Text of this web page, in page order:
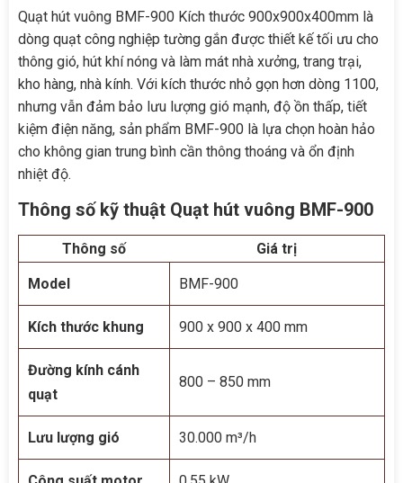
Quạt hút vuông BMF-900 Kích thước 900x900x400mm là
dòng quạt công nghiệp tường gắn được thiết kế tối ưu cho
thông gió, hút khí nóng và làm mát nhà xưởng, trang trại,
kho hàng, nhà kính. Với kích thước nhỏ gọn hơn dòng 1100,
nhưng vẫn đảm bảo lưu lượng gió mạnh, độ ồn thấp, tiết
kiệm điện năng, sản phẩm BMF-900 là lựa chọn hoàn hảo
cho không gian trung bình cần thông thoáng và ổn định
nhiệt độ.
Thông số kỹ thuật Quạt hút vuông BMF-900
Thông số Giá trị
Model BMF-900
Kích thước khung 900 x 900 x 400 mm
Đường kính cánh
quạt
800 – 850 mm
Lưu lượng gió 30.000 m³/h